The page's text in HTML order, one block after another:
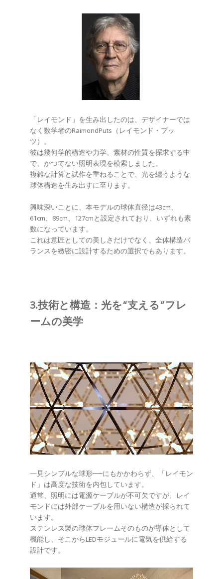
「レイモンド」を生み出したのは、デザイナーでは
なく数学者のRaimondPuts（レイモンド・プッ
ツ）。
彼は幾何学的構造や力学、素材の性質を探求する中
で、かつてない照明表現を模索しました。
複雑な計算と試作を重ねることで、光を纏うような
球体構造を生み出すに至ります。
興味深いことに、本モデルの球体直径は43cm、
61cm、89cm、127cmと設定されており、いずれも素
数になっています。
これは意匠としての美しさだけでなく、全体構造バ
ランスを緻密に設計するための選択でもあります。
3.技術と構造：光を“支える”フレ
ームの美学
一見シンプルな球形──にもかかわらず、「レイモン
ド」は高度な技術を内包しています。
通常、照明には電源ケーブルが不可欠ですが、レイ
モンドには外部ケーブルを用いない構造が採られて
います。
ステンレス製の球体フレームそのものが導体として
機能し、そこからLEDモジュールに電気を供給する
設計です。